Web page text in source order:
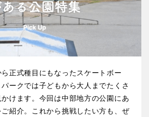
健康遊具 ゲートボール
地域で探す
埼玉
東京
彫刻・アート
コトブキ事例
ドッグラン
Pickup
公園グルメ
正式種目にもなったスケートボー
パークでは子どもから大人までたくさ
けます。今回は中部地方の公園にあ
紹介。これから挑戦したい方も、ぜ